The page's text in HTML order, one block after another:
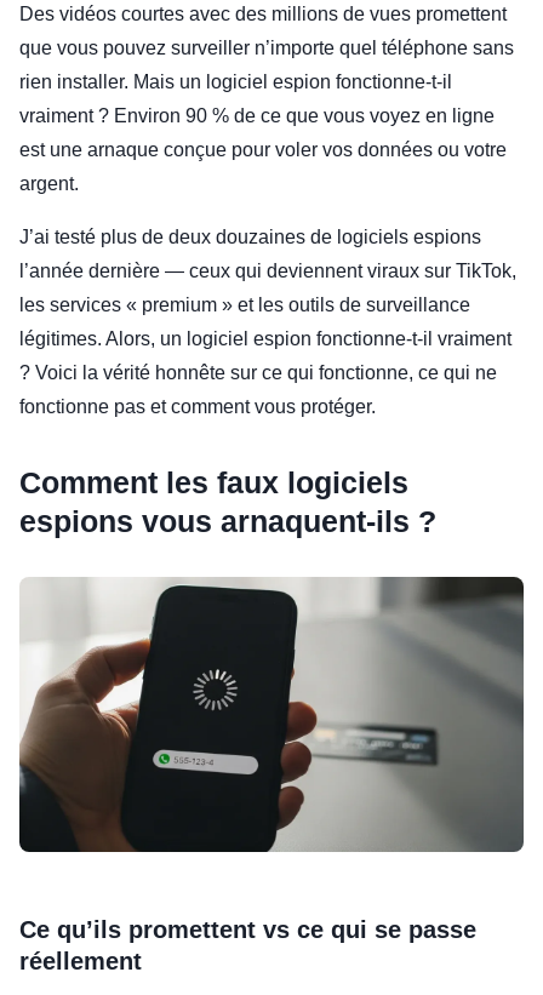
Des vidéos courtes avec des millions de vues promettent
que vous pouvez surveiller n’importe quel téléphone sans
rien installer. Mais un logiciel espion fonctionne-t-il
vraiment ? Environ 90 % de ce que vous voyez en ligne
est une arnaque conçue pour voler vos données ou votre
argent.
J’ai testé plus de deux douzaines de logiciels espions
l’année dernière — ceux qui deviennent viraux sur TikTok,
les services « premium » et les outils de surveillance
légitimes. Alors, un logiciel espion fonctionne-t-il vraiment
? Voici la vérité honnête sur ce qui fonctionne, ce qui ne
fonctionne pas et comment vous protéger.
Comment les faux logiciels
espions vous arnaquent-ils ?
Ce qu’ils promettent vs ce qui se passe
réellement